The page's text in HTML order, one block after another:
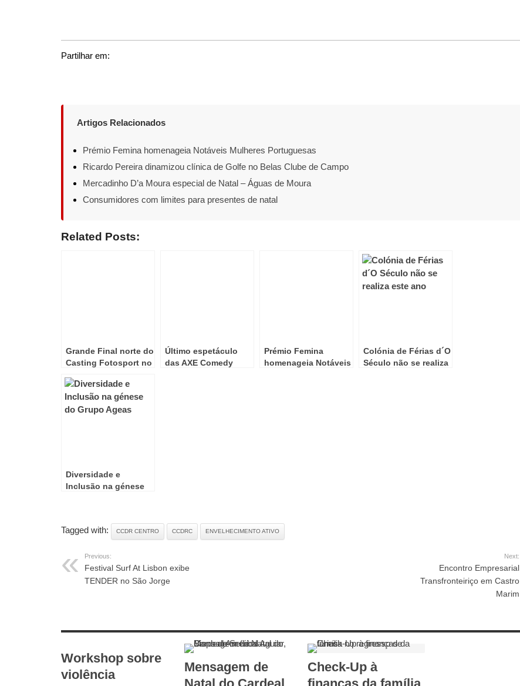
Partilhar em:
Artigos Relacionados
Prémio Femina homenageia Notáveis Mulheres Portuguesas
Ricardo Pereira dinamizou clínica de Golfe no Belas Clube de Campo
Mercadinho D’a Moura especial de Natal – Águas de Moura
Consumidores com limites para presentes de natal
Related Posts:
Grande Final norte do
Casting Fotosport no
Último espetáculo
das AXE Comedy
Prémio Femina
homenageia Notáveis
Colónia de Férias d´O
Século não se realiza
Diversidade e
Inclusão na génese
Tagged with: CCDR CENTRO CCDRC ENVELHECIMENTO ATIVO
Previous:
Festival Surf At Lisbon exibe
TENDER no São Jorge
Next:
Encontro Empresarial
Transfronteiriço em Castro
Marim
Workshop sobre
violência
Mensagem de
Natal do Cardeal
Check-Up à
finanças da família